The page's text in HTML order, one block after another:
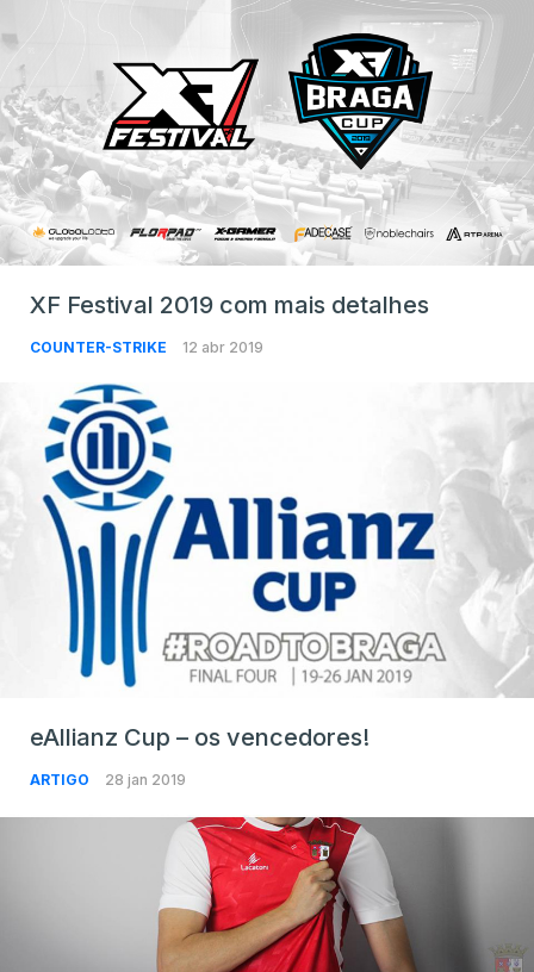
XF Festival 2019 com mais detalhes
COUNTER-STRIKE 12 abr 2019
eAllianz Cup – os vencedores!
ARTIGO 28 jan 2019